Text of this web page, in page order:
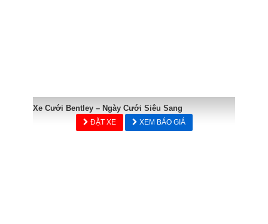
Xe Cưới Bentley – Ngày Cưới Siêu Sang
ĐẶT XE XEM BÁO GIÁ